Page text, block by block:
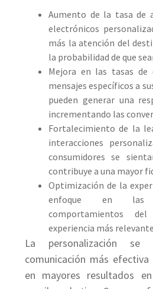
Aumento de la tasa de
electrónicos
más la atención del
la probabilidad de que
Mejora en las tasas de
mensajes específicos a
pueden generar una
incrementando las
Fortalecimiento de la
interacciones
consumidores se
contribuye a una mayor
Optimización de la
enfoque en las
comportamientos
experiencia más
La personalización
comunicación más efectiva
en mayores resultados